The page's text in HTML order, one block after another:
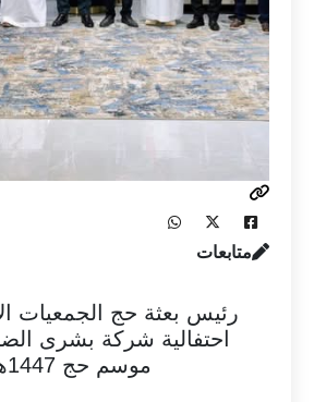
متابعات
رئيس بعثة حج الجمعيات
احتفالية شركة بشرى
موسم حج 1447هـ